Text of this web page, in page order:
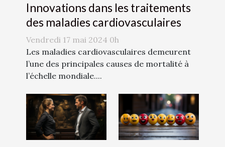
Innovations dans les traitements
des maladies cardiovasculaires
Vendredi 17 mai 2024 0h
Les maladies cardiovasculaires demeurent
l’une des principales causes de mortalité à
l’échelle mondiale....